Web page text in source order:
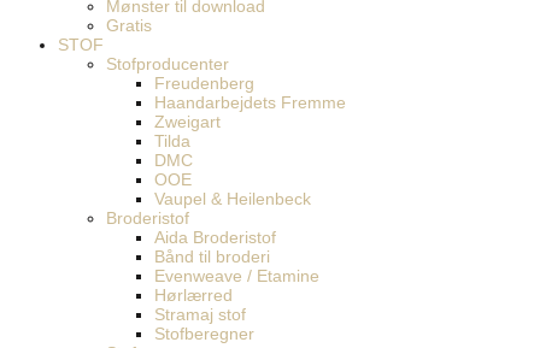
Mønster til download
Gratis
STOF
Stofproducenter
Freudenberg
Haandarbejdets Fremme
Zweigart
Tilda
DMC
OOE
Vaupel & Heilenbeck
Broderistof
Aida Broderistof
Bånd til broderi
Evenweave / Etamine
Hørlærred
Stramaj stof
Stofberegner